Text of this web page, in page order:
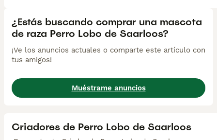
¿Estás buscando comprar una mascota
de raza Perro Lobo de Saarloos?
¡Ve los anuncios actuales o comparte este artículo con
tus amigos!
Muéstrame anuncios
Criadores de Perro Lobo de Saarloos